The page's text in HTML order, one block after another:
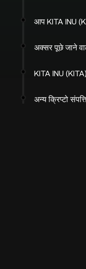
आप KITA INU
अक्सर पूछे जाने
KITA INU
अन्य क्रिप्टो